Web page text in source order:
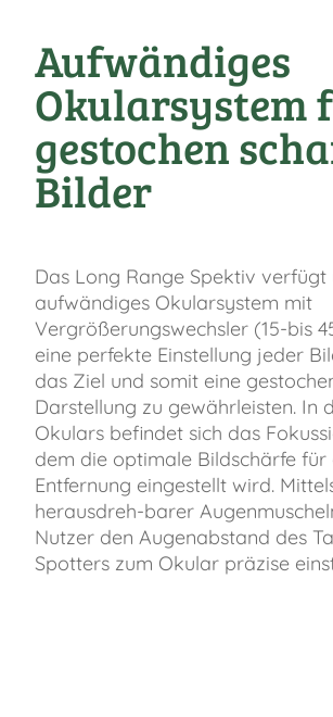
Aufwändiges
Okularsystem
gestochen
Bilder
Das Long Range Spektiv verfügt
aufwändiges Okularsystem mit
Vergrößerungswechsler (15-bis
eine perfekte Einstellung jeder
das Ziel und somit eine
Darstellung zu gewährleisten. In
Okulars befindet sich das
dem die optimale Bildschärfe für
Entfernung eingestellt wird.
herausdreh-barer
Nutzer den Augenabstand des
Spotters zum Okular präzise